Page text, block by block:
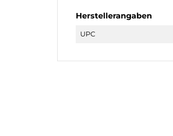
Herstellerangaben
UPC